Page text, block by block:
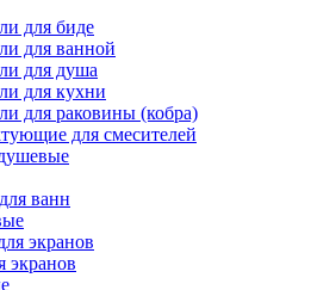
для биде
для ванной
для душа
для кухни
для раковины (кобра)
для смесителей
ванн
экранов
экранов